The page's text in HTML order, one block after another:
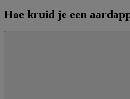
Hoe kruid je een